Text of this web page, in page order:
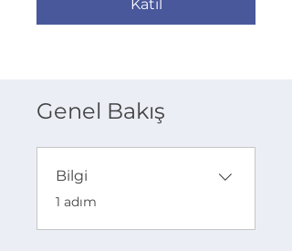
Katıl
Genel Bakış
Bilgi
.1 adım